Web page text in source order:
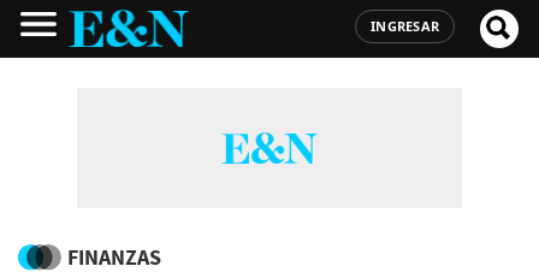
INGRESAR
FINANZAS